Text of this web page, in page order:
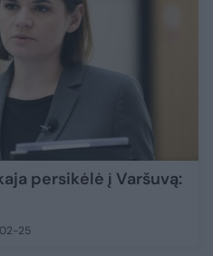
persikėlė į Varšuvą:
25